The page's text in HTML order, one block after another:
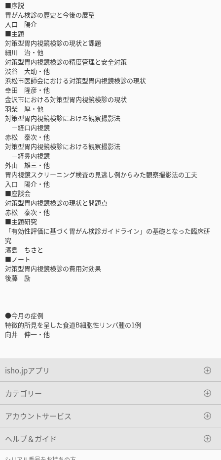
■序説
胃がん検診の歴史と今後の展望
入口 陽介
■主題
対策型胃内視鏡検診の現状と課題
細川 治・他
対策型胃内視鏡検診の精度管理と安全対策
渋谷 大助・他
浜松市医師会における対策型胃内視鏡検診の現状
幸田 隆彦・他
金沢市における対策型胃内視鏡検診の現状
羽柴 厚・他
対策型胃内視鏡検診における観察撮影法
－経口内視鏡
赤松 泰次・他
対策型胃内視鏡検診における観察撮影法
－経鼻内視鏡
外山 雄三・他
胃内視鏡スクリーニング検査の見逃し例からみた観察撮影法の工夫
入口 陽介・他
■座談会
対策型胃内視鏡検診の現状と問題点
赤松 泰次・他
■主題研究
「有効性評価に基づく胃がん検診ガイドライン」の基礎となった臨床研
究
濱島 ちさと
■ノート
対策型胃内視鏡検診の費用対効果
後藤 励
●今月の症例
特徴的所見を呈した食道B細胞性リンパ腫の1例
向井 伸一・他
isho.jpアプリ
カテゴリー
アカウントサービス
ヘルプ＆ガイド